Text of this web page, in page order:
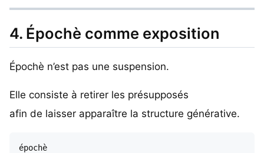
4. Épochè comme exposition
Épochè n’est pas une suspension.
Elle consiste à retirer les présupposés
afin de laisser apparaître la structure générative.
épochè